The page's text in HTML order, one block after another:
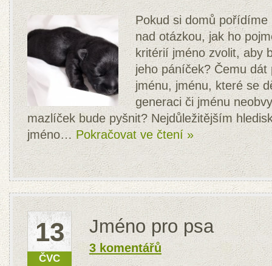
Pokud si domů
nad otázkou, jak ho
kritérií jméno zvolit, aby
jeho páníček? Čemu
jménu, jménu, které se
generaci či jménu
mazlíček bude pyšnit? Nejdůležitějším
jméno…Pokračovat ve čtení »
13
ČVC
Jméno pro psa
3 komentářů